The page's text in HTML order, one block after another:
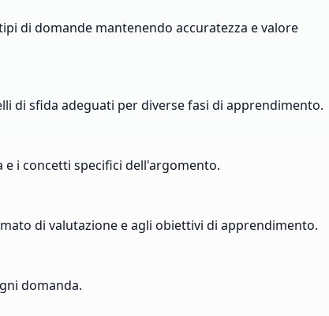
di domande mantenendo accuratezza e valore
di sfida adeguati per diverse fasi di apprendimento.
i concetti specifici dell'argomento.
di valutazione e agli obiettivi di apprendimento.
domanda.